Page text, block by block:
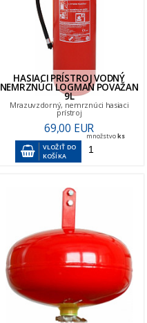
HASIACI PRÍSTROJ VODNÝ
NEMRZNÚCI LOGMAN POVAŽAN
9L
Mrazuvzdorný, nemrznúci hasiaci
prístroj
69,00 EUR
VLOŽIŤ DO
KOŠÍKA
množstvoks